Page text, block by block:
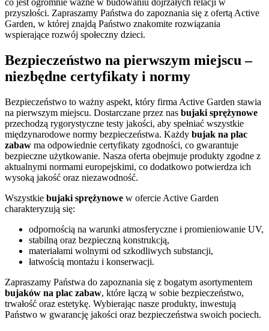
co jest ogromnie ważne w budowaniu dojrzałych relacji w
przyszłości. Zapraszamy Państwa do zapoznania się z ofertą Active
Garden, w której znajdą Państwo znakomite rozwiązania
wspierające rozwój społeczny dzieci.
Bezpieczeństwo na pierwszym miejscu –
niezbędne certyfikaty i normy
Bezpieczeństwo to ważny aspekt, który firma Active Garden stawia
na pierwszym miejscu. Dostarczane przez nas bujaki sprężynowe
przechodzą rygorystyczne testy jakości, aby spełniać wszystkie
międzynarodowe normy bezpieczeństwa. Każdy bujak na plac
zabaw ma odpowiednie certyfikaty zgodności, co gwarantuje
bezpieczne użytkowanie. Nasza oferta obejmuje produkty zgodne z
aktualnymi normami europejskimi, co dodatkowo potwierdza ich
wysoką jakość oraz niezawodność.
Wszystkie bujaki sprężynowe w ofercie Active Garden
charakteryzują się:
odpornością na warunki atmosferyczne i promieniowanie UV,
stabilną oraz bezpieczną konstrukcją,
materiałami wolnymi od szkodliwych substancji,
łatwością montażu i konserwacji.
Zapraszamy Państwa do zapoznania się z bogatym asortymentem
bujaków na plac zabaw, które łączą w sobie bezpieczeństwo,
trwałość oraz estetykę. Wybierając nasze produkty, inwestują
Państwo w gwarancję jakości oraz bezpieczeństwa swoich pociech.